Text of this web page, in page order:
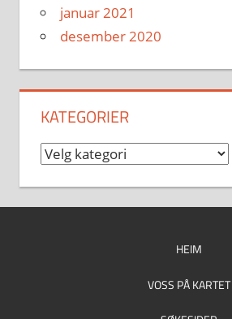
januar 2021
desember 2020
KATEGORIER
Kategorier
HEIM
VOSS PÅ KARTET